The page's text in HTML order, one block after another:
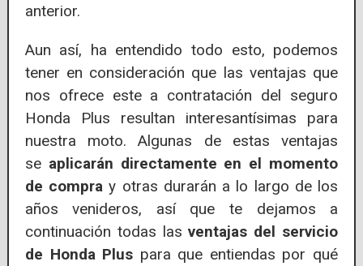
anterior.
Aun así, ha entendido todo esto, podemos
tener en consideración que las ventajas que
nos ofrece este a contratación del seguro
Honda Plus resultan interesantísimas para
nuestra moto. Algunas de estas ventajas
seaplicarán directamente en el momento
de compra y otras durarán a lo largo de los
años venideros, así que te dejamos a
continuación todas lasventajas del servicio
de Honda Plus para que entiendas por qué